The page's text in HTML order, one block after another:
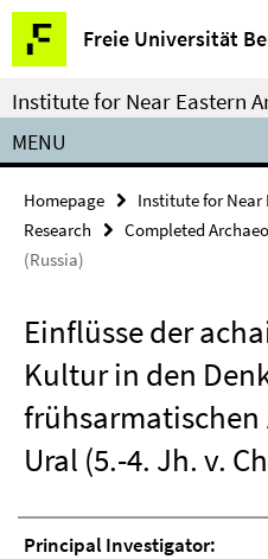
Springe
direkt
zu
Inhalt
Freie Universität
Service
Navigation
Institute for Near Eastern
MENU
Homepage
Institute for Near
Research
Completed
(Russia)
Einflüsse der
Kultur in den
Ural (5.-4. Jh. v.
Principal Investigator: